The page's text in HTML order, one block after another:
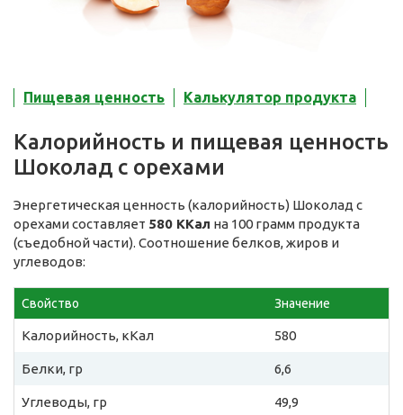
Пищевая ценность Калькулятор продукта
Калорийность и пищевая ценность
Шоколад с орехами
Энергетическая ценность (калорийность) Шоколад с
орехами составляет 580 ККал на 100 грамм продукта
(съедобной части). Соотношение белков, жиров и
углеводов:
Свойство Значение
Калорийность, кКал 580
Белки, гр 6,6
Углеводы, гр 49,9